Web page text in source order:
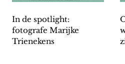
In de spotlight:
fotografe Marijke
Trienekens